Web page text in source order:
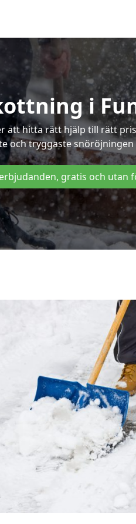
i
att hitta rätt hjälp till rätt
och tryggaste snöröjningen
gratis och utan